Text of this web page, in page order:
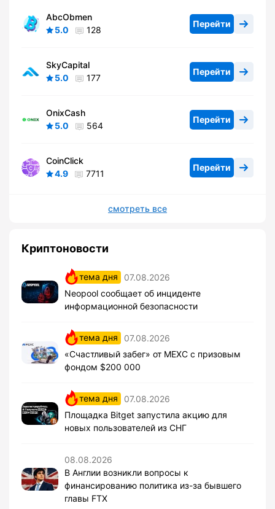
AbcObmen
5.0
128
Перейти
SkyCapital
5.0
177
Перейти
OnixCash
5.0
564
Перейти
CoinClick
4.9
7711
Перейти
смотреть все
Криптоновости
тема дня
07.08.2026
Neopool сообщает об инциденте
информационной безопасности
тема дня
07.08.2026
«Счастливый забег» от MEXC с призовым
фондом $200 000
тема дня
07.08.2026
Площадка Bitget запустила акцию для
новых пользователей из СНГ
08.08.2026
В Англии возникли вопросы к
финансированию политика из-за бывшего
главы FTX